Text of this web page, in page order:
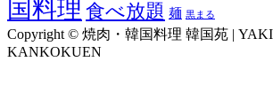
国料理 食べ放題 麺 黒まる
Copyright © 焼肉・韓国料理 韓国苑 |
KANKOKUEN